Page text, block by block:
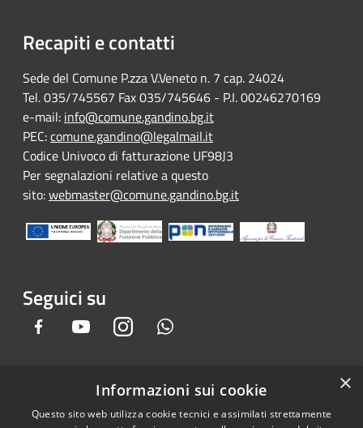
Recapiti e contatti
Sede del Comune P.zza V.Veneto n. 7 cap. 24024
Tel. 035/745567 Fax 035/745646 - P.I. 00246270169
e-mail: info@comune.gandino.bg.it
PEC:comune.gandino@legalmail.it
Codice Univoco di fatturazione UF98J3
Per segnalazioni relative a questo
sito:webmaster@comune.gandino.bg.it
Seguici su
Facebook YoutubeInstagram
Gandino • Powered by
×
Informazioni sui cookie
Questo sito web utilizza cookie tecnici e assimilati strettamente